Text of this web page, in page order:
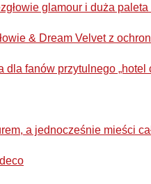
glamour i duża
& Dream Velvet z
fanów przytulnego „hotel
a jednocześnie mieści